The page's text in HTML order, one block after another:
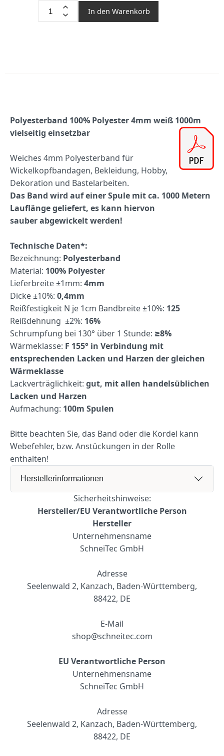
In den Warenkorb
Polyesterband 100% Polyester 4mm weiß 1000m
vielseitig einsetzbar
Weiches 4mm Polyesterband für
Wickelkopfbandagen, Bekleidung, Hobby,
Dekoration und Bastelarbeiten.
Das Band wird auf einer Spule mit ca. 1000 Metern
Lauflänge geliefert, es kann hiervon
sauber abgewickelt werden!
Technische Daten*:
Bezeichnung: Polyesterband
Material: 100% Polyester
Lieferbreite ±1mm: 4mm
Dicke ±10%: 0,4mm
Reißfestigkeit N je 1cm Bandbreite ±10%: 125
Reißdehnung ±2%: 16%
Schrumpfung bei 130° über 1 Stunde: ≥8%
Wärmeklasse: F 155° in Verbindung mit
entsprechenden Lacken und Harzen der gleichen
Wärmeklasse
Lackverträglichkeit: gut, mit allen handelsüblichen
Lacken und Harzen
Aufmachung: 100m Spulen
Bitte beachten Sie, das Band oder die Kordel kann
Webefehler, bzw. Anstückungen in der Rolle
enthalten!
Herstellerinformationen
Sicherheitshinweise:
Hersteller/EU Verantwortliche Person
Hersteller
Unternehmensname
SchneiTec GmbH
Adresse
Seelenwald 2, Kanzach, Baden-Württemberg,
88422, DE
E-Mail
shop@schneitec.com
EU Verantwortliche Person
Unternehmensname
SchneiTec GmbH
Adresse
Seelenwald 2, Kanzach, Baden-Württemberg,
88422, DE